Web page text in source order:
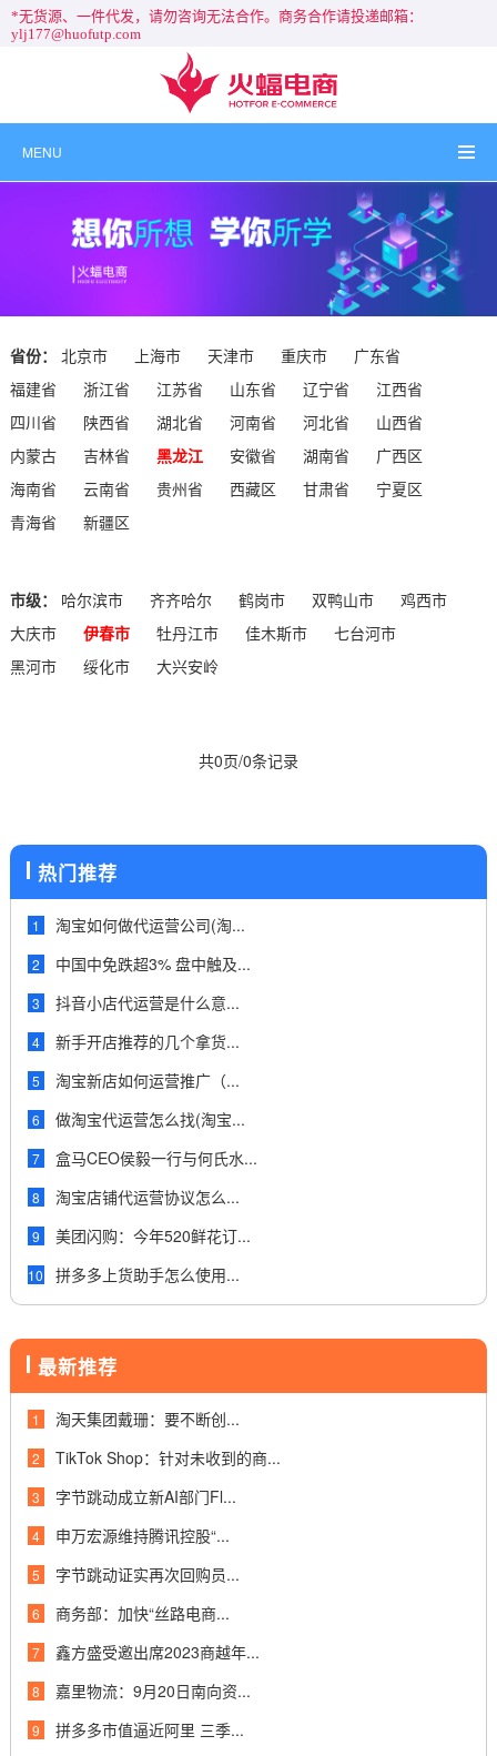
*无货源、一件代发，请勿咨询无法合作。商务合作请投递邮箱：
ylj177@huofutp.com
MENU
省份： 北京市 上海市 天津市 重庆市
广东省
福建省
浙江省 江苏省 山东省 辽宁省
江西省
四川省
陕西省 湖北省 河南省 河北省
山西省
内蒙古
吉林省 黑龙江 安徽省 湖南省
广西区
海南省
云南省 贵州省 西藏区 甘肃省
宁夏区
青海省
新疆区
市级： 哈尔滨市 齐齐哈尔 鹤岗市 双鸭山市
鸡西市
大庆市
伊春市 牡丹江市 佳木斯市
七台河市
黑河市
绥化市 大兴安岭
共0页/0条记录
热门推荐
1 淘宝如何做代运营公司(淘...
2 中国中免跌超3% 盘中触及...
3 抖音小店代运营是什么意...
4 新手开店推荐的几个拿货...
5 淘宝新店如何运营推广（...
6 做淘宝代运营怎么找(淘宝...
7 盒马CEO侯毅一行与何氏水...
8 淘宝店铺代运营协议怎么...
9 美团闪购：今年520鲜花订...
10 拼多多上货助手怎么使用...
最新推荐
1 淘天集团戴珊：要不断创...
2 TikTok Shop：针对未收到的商...
3 字节跳动成立新AI部门Fl...
4 申万宏源维持腾讯控股“...
5 字节跳动证实再次回购员...
6 商务部：加快“丝路电商...
7 鑫方盛受邀出席2023商越年...
8 嘉里物流：9月20日南向资...
9 拼多多市值逼近阿里 三季...